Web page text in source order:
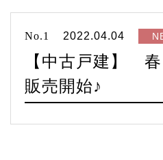
No.1 2022.04.04
【中古戸建】
販売開始♪